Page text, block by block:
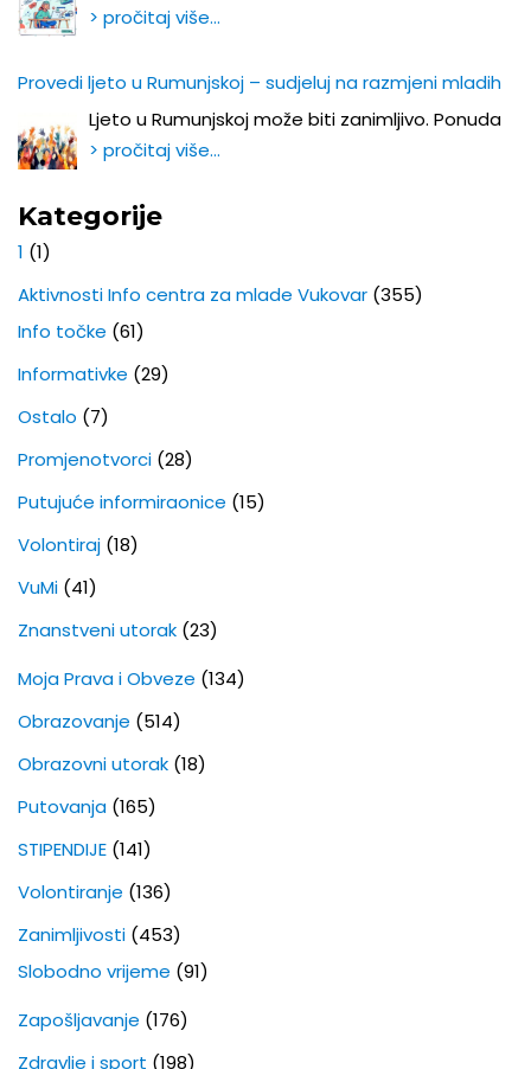
> pročitaj više…
Provedi ljeto u Rumunjskoj – sudjeluj na razmjeni mladih
Ljeto u Rumunjskoj može biti zanimljivo. Ponuda
> pročitaj više…
Kategorije
1 (1)
Aktivnosti Info centra za mlade Vukovar (355)
Info točke (61)
Informativke (29)
Ostalo (7)
Promjenotvorci (28)
Putujuće informiraonice (15)
Volontiraj (18)
VuMi (41)
Znanstveni utorak (23)
Moja Prava i Obveze (134)
Obrazovanje (514)
Obrazovni utorak (18)
Putovanja (165)
STIPENDIJE (141)
Volontiranje (136)
Zanimljivosti (453)
Slobodno vrijeme (91)
Zapošljavanje (176)
Zdravlje i sport (198)